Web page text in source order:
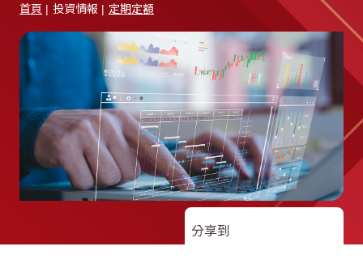
首頁 投資情報 定期定額
分享到